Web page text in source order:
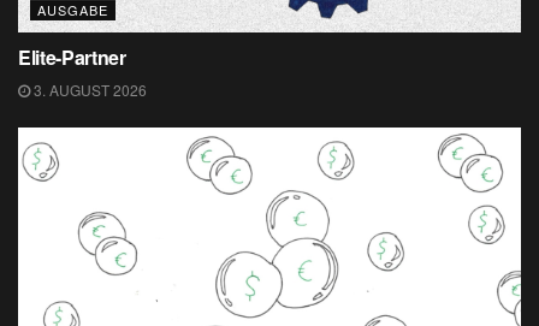
AUSGABE
Elite-Partner
3. AUGUST 2026